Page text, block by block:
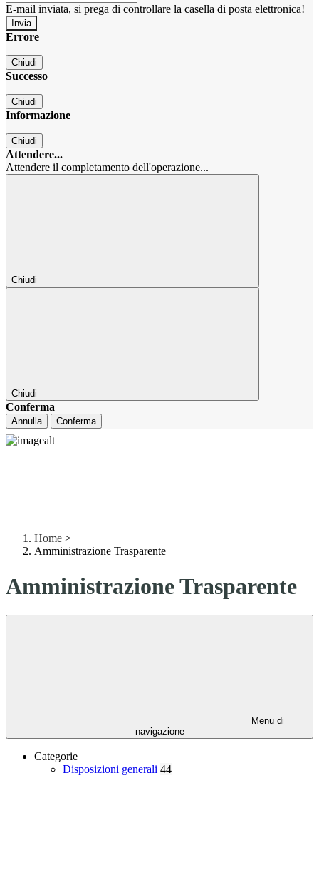
E-mail inviata, si prega di controllare la casella di posta elettronica!
Errore
Chiudi
Successo
Chiudi
Informazione
Chiudi
Attendere...
Attendere il completamento dell'operazione...
Chiudi
Chiudi
Conferma
Annulla Conferma
Home >
Amministrazione Trasparente
Amministrazione Trasparente
Menu di
navigazione
Categorie
Disposizioni generali 44